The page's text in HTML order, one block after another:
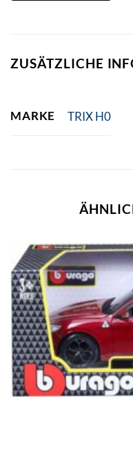
ZUSÄTZLICHE
MARKE TRIX H0